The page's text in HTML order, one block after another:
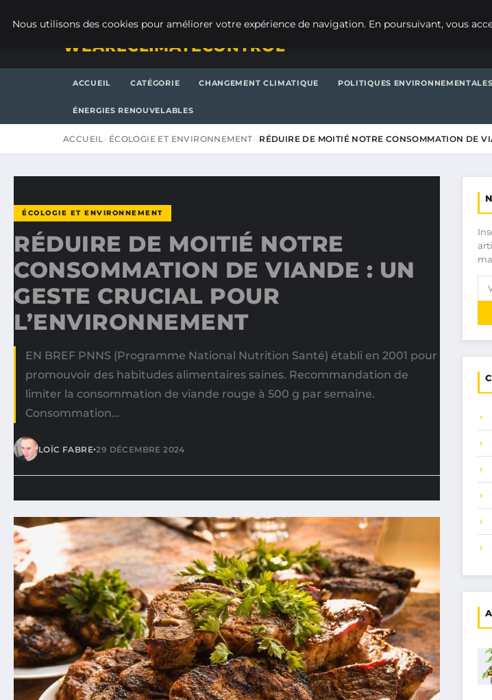
WEARECLIMATECONTROL
ACCUEIL CATÉGORIE CHANGEMENT CLIMATIQUE POLITIQUES ENVIRONNEMENTALES
ÉNERGIES RENOUVELABLES
ACCUEIL ÉCOLOGIE ET ENVIRONNEMENT RÉDUIRE DE MOITIÉ NOTRE CONSOMMATION DE
ÉCOLOGIE ET ENVIRONNEMENT
RÉDUIRE DE MOITIÉ NOTRE
CONSOMMATION DE VIANDE : UN
GESTE CRUCIAL POUR
L’ENVIRONNEMENT
EN BREF PNNS (Programme National Nutrition Santé) établi en 2001 pour
promouvoir des habitudes alimentaires saines. Recommandation de
limiter la consommation de viande rouge à 500 g par semaine.
Consommation…
LOÏC FABRE•29 DÉCEMBRE 2024
Nous utilisons des cookies pour améliorer votre expérience de navigation. En poursuivant, vous